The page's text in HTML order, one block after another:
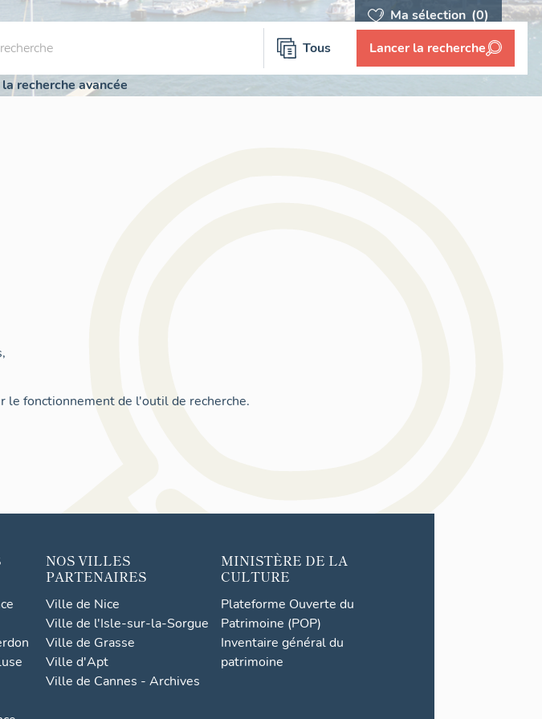
Ma sélection (0)
Tous Lancer la recherche
recherche avancée
le fonctionnement de l'outil de recherche.
NOS VILLES
PARTENAIRES
Ville de Nice
Ville de l'Isle-sur-la-Sorgue
Ville de Grasse
Ville d'Apt
Ville de Cannes - Archives
MINISTÈRE DE LA
CULTURE
Plateforme Ouverte du
Patrimoine (POP)
Inventaire général du
patrimoine